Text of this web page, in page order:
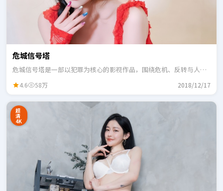
危城信号塔
危城信号塔是一部以犯罪为核心的影视作品，围绕危机、反转与人物
4.6 58万 2018/12/17
超
清
4K